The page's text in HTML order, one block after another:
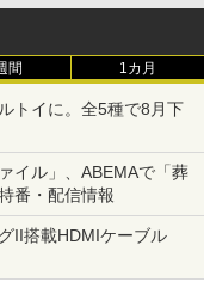
間 1カ月
トイに。全5種で8月下
イル」、ABEMAで「葬
番・配信情報
II搭載HDMIケーブル